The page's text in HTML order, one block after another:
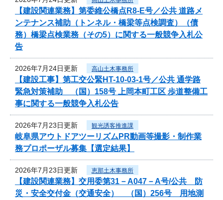
【建設関連業務】第委維公橋点R8-E号／公共 道路メ
ンテナンス補助（トンネル・橋梁等点検調査）（債
務）橋梁点検業務（その5）に関する一般競争入札公
告
2026年7月24日更新 高山土木事務所
【建設工事】第工交公緊HT-10-03-1号／公共 通学路
緊急対策補助 （国）158号 上岡本町工区 歩道整備工
事に関する一般競争入札公告
2026年7月23日更新 観光誘客推進課
岐阜県アウトドアツーリズムPR動画等撮影・制作業
務プロポーザル募集【選定結果】
2026年7月23日更新 恵那土木事務所
【建設関連業務】交用委第31－A047－A号/公共 防
災・安全交付金（交通安全） （国）256号 用地測